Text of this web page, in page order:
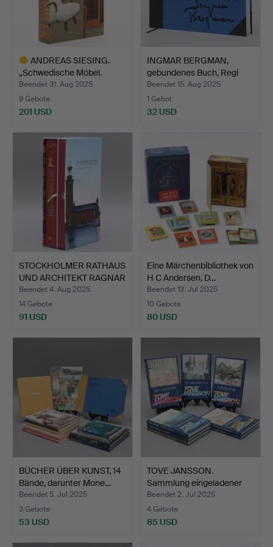
ANDREAS SIESING.
„Schwedische Möbel.
Volks…
Beendet 31. Aug 2025
9 Gebote
201 USD
INGMAR BERGMAN,
gebundenes Buch, Regi
Berg…
Beendet 15. Aug 2025
1 Gebot
32 USD
STOCKHOLMER RATHAUS
UND ARCHITEKT RAGNAR
Ö…
Beendet 4. Aug 2025
14 Gebote
91 USD
Eine Märchenbibliothek von
H C Andersen, D…
Beendet 13. Jul 2025
10 Gebote
80 USD
BÜCHER ÜBER KUNST, 14
Bände, darunter Mone…
Beendet 5. Jul 2025
3 Gebote
53 USD
TOVE JANSSON.
Sammlung eingeladener
Bücher…
Beendet 2. Jul 2025
4 Gebote
85 USD